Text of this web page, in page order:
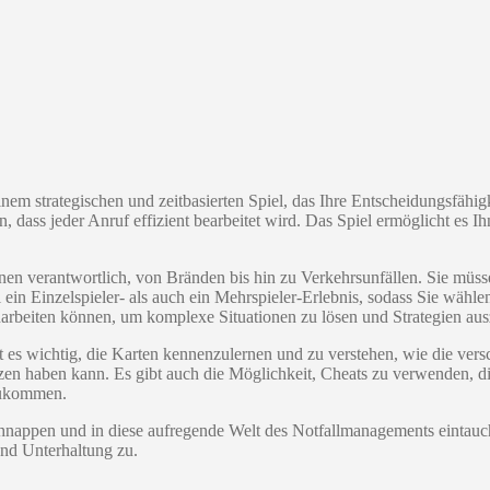
strategischen und zeitbasierten Spiel, das Ihre
dass jeder Anruf effizient bearbeitet wird. Das Spiel ermöglicht es
verantwortlich, von Bränden bis hin zu Verkehrsunfällen. Sie
Einzelspieler- als auch ein Mehrspieler-Erlebnis, sodass Sie
können, um komplexe Situationen zu lösen und Strategien
wichtig, die Karten kennenzulernen und zu verstehen, wie die
haben kann. Es gibt auch die Möglichkeit, Cheats zu
und in diese aufregende Welt des Notfallmanagements
Unterhaltung zu.